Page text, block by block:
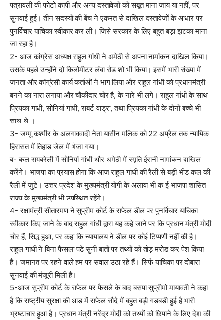
पत्रावली की फोटो कापी और अन्य दस्तावेजों को सबूत माना जाय या नहीं, पर
सुनवाई हुई। तीन सदस्यों की बेंच ने एकमत से दाखिल दस्तावेजों के आधार पर
पुनर्विचार याचिका स्वीकार कर ली। जिसे सरकार के लिए बहुत बड़ा झटका माना
जा रहा है।
2- आज कांग्रेस अध्यक्ष राहुल गांधी ने अमेठी से अपना नामांकन दाखिल किया।
उसके पहले उन्होंने दो किलोमीटर लंबा रोड शो भी किया। इसमें भारी संख्या में
जनता और कांग्रेसी कार्य कर्ताओं ने भाग लिया और राहुल गांधी को प्रधानमंत्री
बनने का नारा लगाया और चौकीदार चोर है, के नारे भी लगे। राहुल गांधी के साथ
प्रियंका गांधी, सोनियां गांधी, राबर्ट वाड्रा, तथा प्रियंका गांधी के दोनों बच्चे भी
साथ थे ।
3- जम्मू कश्मीर के अलगाववादी नेता यासीन मलिक को 22 अप्रैल तक न्यायिक
हिरासत में तिहाड जेल में भेजा गया।
ब- कल रायबरेली में सोनियां गांधी और अमेठी में स्मृति ईरानी नामांकन दाखिल
करेंगे। भाजपा का प्रयास होगा कि आज राहुल गांधी की रैली से बड़ी भीड कल की
रैली में जुटे। उत्तर प्रदेश के मुख्यमंत्री योगी के अलावा भी क ई भाजपा शासित
राज्य के मुख्यमंत्री भी उपस्थित रहेंगे।
4- रक्षामंत्री सीतारमण ने सुप्रीम कोर्ट के राफेल डील पर पुनर्विचार याचिका
स्वीकार किए जाने के बाद राहुल गांधी द्वारा यह कहे जाने पर कि प्रधान मंत्री मोदी
चोर हैं, सिद्ध हुआ, पर कहा कि न्यायालय ने डील पर कोई टिप्पणी नहीं की है।
राहुल गांधी ने बिना फैसला पढे सुनी बातों पर तथ्यों को तोड़ मरोड कर पेश किया
है। जमानत पर रहने वाले हम पर सवाल उठा रहे हैं। सिर्फ याचिका पर दोबारा
सुनवाई की मंजूरी मिली है।
5-आज सुप्रीम कोर्ट के राफेल पर फैसले के बाद बसपा सुप्रीमो मायावती ने कहा
है कि राष्ट्रीय सुरक्षा की आड में राफेल सौदे में बहुत बड़ी गडबडी हुई है भारी
भ्रष्टाचार हुआ है। प्रधान मंत्री नरेंद्र मोदी को तथ्यों को छिपाने के लिए देश की